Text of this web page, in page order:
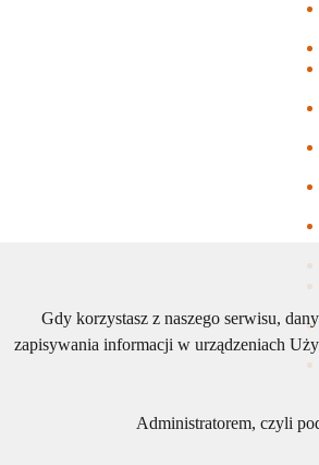
Gdy korzystasz z naszego serwisu,
zapisywania informacji w urządzeniach
Administratorem, czyli